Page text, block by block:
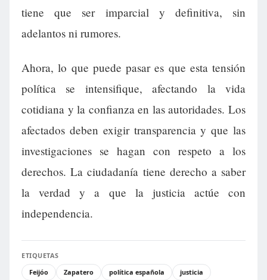
tiene que ser imparcial y definitiva, sin
adelantos ni rumores.
Ahora, lo que puede pasar es que esta tensión
política se intensifique, afectando la vida
cotidiana y la confianza en las autoridades. Los
afectados deben exigir transparencia y que las
investigaciones se hagan con respeto a los
derechos. La ciudadanía tiene derecho a saber
la verdad y a que la justicia actúe con
independencia.
ETIQUETAS
Feijóo
Zapatero política española
justicia